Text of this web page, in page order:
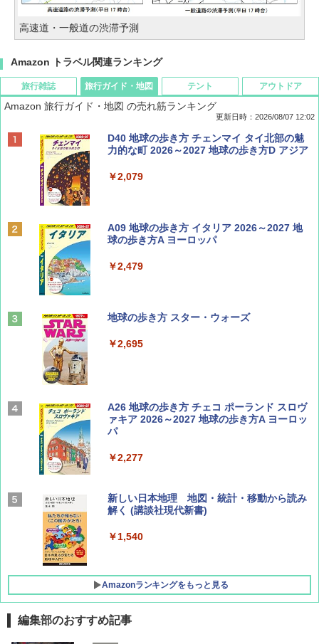
高速道・一般道の渋滞予測
Amazon トラベル関連ランキング
旅行雑誌
ディズニーファン ２０２６年 ９月号 [雑
誌] (ＤＩＳＮＥＹ ＦＡＮ)
￥713
BE-PAL(ビ-パル) 2026年 9 月号【特別付録:
SOTO ミニマル"旅"財布 ランダム2種】
￥1,500
山と溪谷 2026年8月号「南アルプス大全」
￥1,540
Coyote No.89 特集 星野道夫 夢見る旅
￥1,540
AIRLINE（エアライン）2026年9月号【特
集】ボーイング110周年を祝して！
￥1,760
旅行ガイド・地図
Amazon 旅行ガイド・地図 の売れ筋ランキング
更新日時：2026/08/07 12:02
D40 地球の歩き方 チェンマイ タイ北部の魅
力的な町 2026～2027 地球の歩き方D アジア
￥2,079
A09 地球の歩き方 イタリア 2026～2027 地
球の歩き方A ヨーロッパ
￥2,479
地球の歩き方 スター・ウォーズ
￥2,695
A26 地球の歩き方 チェコ ポーランド スロヴ
ァキア 2026～2027 地球の歩き方A ヨーロッ
パ
￥2,277
新しい日本地理 地図・統計・移動から読み
解く (講談社現代新書)
￥1,540
Amazonランキングをもっと見る
テント アウトドア
編集部のおすすめ記事